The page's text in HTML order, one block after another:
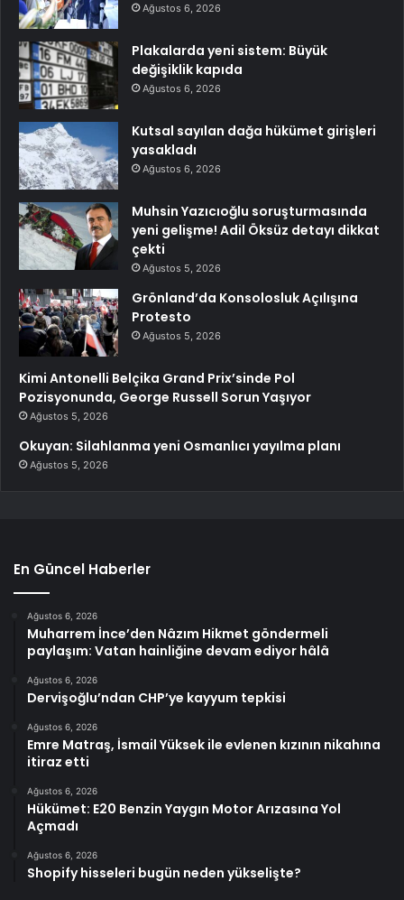
Ağustos 6, 2026
Plakalarda yeni sistem: Büyük
değişiklik kapıda
Ağustos 6, 2026
Kutsal sayılan dağa hükümet girişleri
yasakladı
Ağustos 6, 2026
Muhsin Yazıcıoğlu soruşturmasında
yeni gelişme! Adil Öksüz detayı dikkat
çekti
Ağustos 5, 2026
Grönland’da Konsolosluk Açılışına
Protesto
Ağustos 5, 2026
Kimi Antonelli Belçika Grand Prix’sinde Pol
Pozisyonunda, George Russell Sorun Yaşıyor
Ağustos 5, 2026
Okuyan: Silahlanma yeni Osmanlıcı yayılma planı
Ağustos 5, 2026
En Güncel Haberler
Ağustos 6, 2026
Muharrem İnce’den Nâzım Hikmet göndermeli
paylaşım: Vatan hainliğine devam ediyor hâlâ
Ağustos 6, 2026
Dervişoğlu’ndan CHP’ye kayyum tepkisi
Ağustos 6, 2026
Emre Matraş, İsmail Yüksek ile evlenen kızının nikahına
itiraz etti
Ağustos 6, 2026
Hükümet: E20 Benzin Yaygın Motor Arızasına Yol
Açmadı
Ağustos 6, 2026
Shopify hisseleri bugün neden yükselişte?